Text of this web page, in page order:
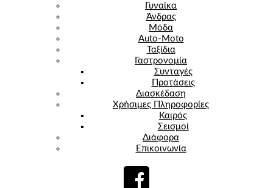
Γυναίκα
Άνδρας
Μόδα
Auto-Moto
Ταξίδια
Γαστρονομία
Συνταγές
Προτάσεις
Διασκέδαση
Χρήσιμες Πληροφορίες
Καιρός
Σεισμοί
Διάφορα
Επικοινωνία